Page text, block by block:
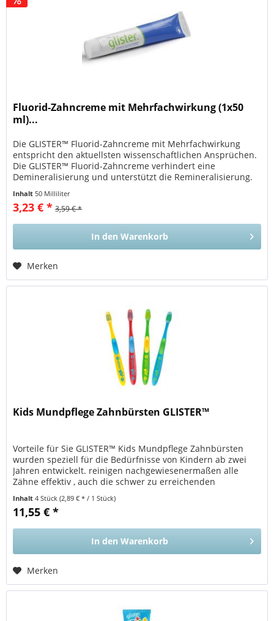
Fluorid-Zahncreme mit Mehrfachwirkung (1x50
ml)...
Die GLISTER™ Fluorid-Zahncreme mit Mehrfachwirkung
entspricht den aktuellsten wissenschaftlichen Ansprüchen.
Die GLISTER™ Fluorid-Zahncreme verhindert eine
Demineralisierung und unterstützt die Remineralisierung.
Inhalt50 Milliliter
3,23 € * 3,59 € *
In den Warenkorb
Merken
Kids Mundpflege Zahnbürsten GLISTER™
Vorteile für Sie GLISTER™ Kids Mundpflege Zahnbürsten
wurden speziell für die Bedürfnisse von Kindern ab zwei
Jahren entwickelt. reinigen nachgewiesenermaßen alle
Zähne effektiv , auch die schwer zu erreichenden
Inhalt4 Stück(2,89 € * / 1 Stück)
11,55 € *
In den Warenkorb
Merken